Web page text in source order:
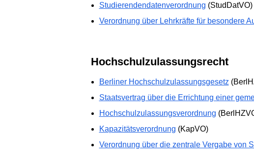
Studierendendatenverordnung (StudDatVO)
Verordnung über Lehrkräfte für besondere
Hochschulzulassungsrecht
Berliner Hochschulzulassungsgesetz
Staatsvertrag über die Errichtung einer
Hochschulzulassungsverordnung
Kapazitätsverordnung (KapVO)
Verordnung über die zentrale Vergabe von